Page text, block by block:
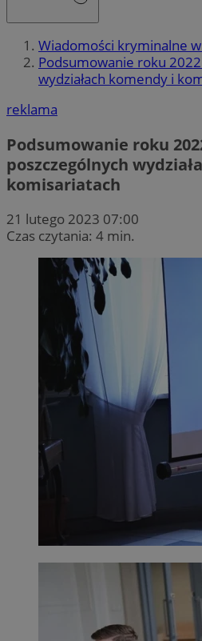
Wiadomości kryminalne
Podsumowanie roku
wydziałach komendy i
reklama
Podsumowanie roku
poszczególnych
komisariatach
21 lutego 2023 07:00
Czas czytania: 4 min.